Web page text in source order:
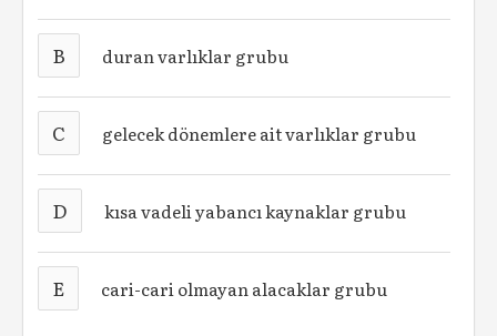
B duran varlıklar grubu
C gelecek dönemlere ait varlıklar grubu
D kısa vadeli yabancı kaynaklar grubu
E cari-cari olmayan alacaklar grubu